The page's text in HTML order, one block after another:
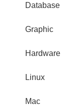
Database
Graphic
Hardware
Linux
Mac